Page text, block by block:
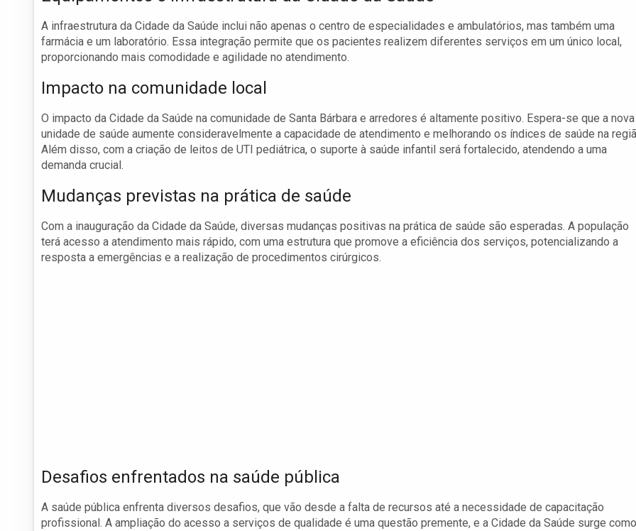
A infraestrutura da Cidade da Saúde inclui não apenas o centro de especialidades e ambulatórios, mas também uma
farmácia e um laboratório. Essa integração permite que os pacientes realizem diferentes serviços em um único local,
proporcionando mais comodidade e agilidade no atendimento.
Impacto na comunidade local
O impacto da Cidade da Saúde na comunidade de Santa Bárbara e arredores é altamente positivo. Espera-se que a nova
unidade de saúde aumente consideravelmente a capacidade de atendimento e melhorando os índices de saúde na
Além disso, com a criação de leitos de UTI pediátrica, o suporte à saúde infantil será fortalecido, atendendo a uma
demanda crucial.
Mudanças previstas na prática de saúde
Com a inauguração da Cidade da Saúde, diversas mudanças positivas na prática de saúde são esperadas. A população
terá acesso a atendimento mais rápido, com uma estrutura que promove a eficiência dos serviços, potencializando a
resposta a emergências e a realização de procedimentos cirúrgicos.
Desafios enfrentados na saúde pública
A saúde pública enfrenta diversos desafios, que vão desde a falta de recursos até a necessidade de capacitação
profissional. A ampliação do acesso a serviços de qualidade é uma questão premente, e a Cidade da Saúde surge como